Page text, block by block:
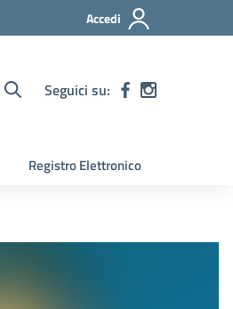
Accedi
Seguici su:
Registro Elettronico